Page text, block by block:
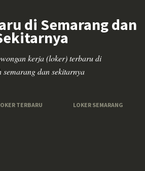
di Semarang dan
kerja (loker) terbaru di
semarang dan sekitarnya
TERBARU LOKER SEMARANG